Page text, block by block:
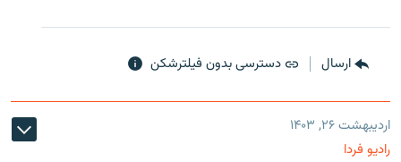
ارسال دسترسی بدون فیلترشکن
اردیبهشت ۲۶, ۱۴۰۳
رادیو فردا